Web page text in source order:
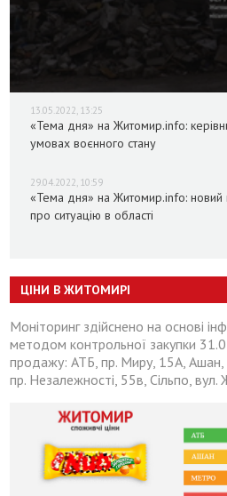
13.05.2022, 13:25
«Тема дня» на Житомир.info:
умовах воєнного стану
29.04.2022, 10:59
«Тема дня» на Житомир.info: новий
про ситуацію в області
ЦІНИ В ЖИТОМИРІ
Моніторинг здійснено на основі
методом контрольної закупки
продажу: АТБ, пр. Миру, 15А, Ашан,
пр. Незалежності, 55в, Сільпо, вул.